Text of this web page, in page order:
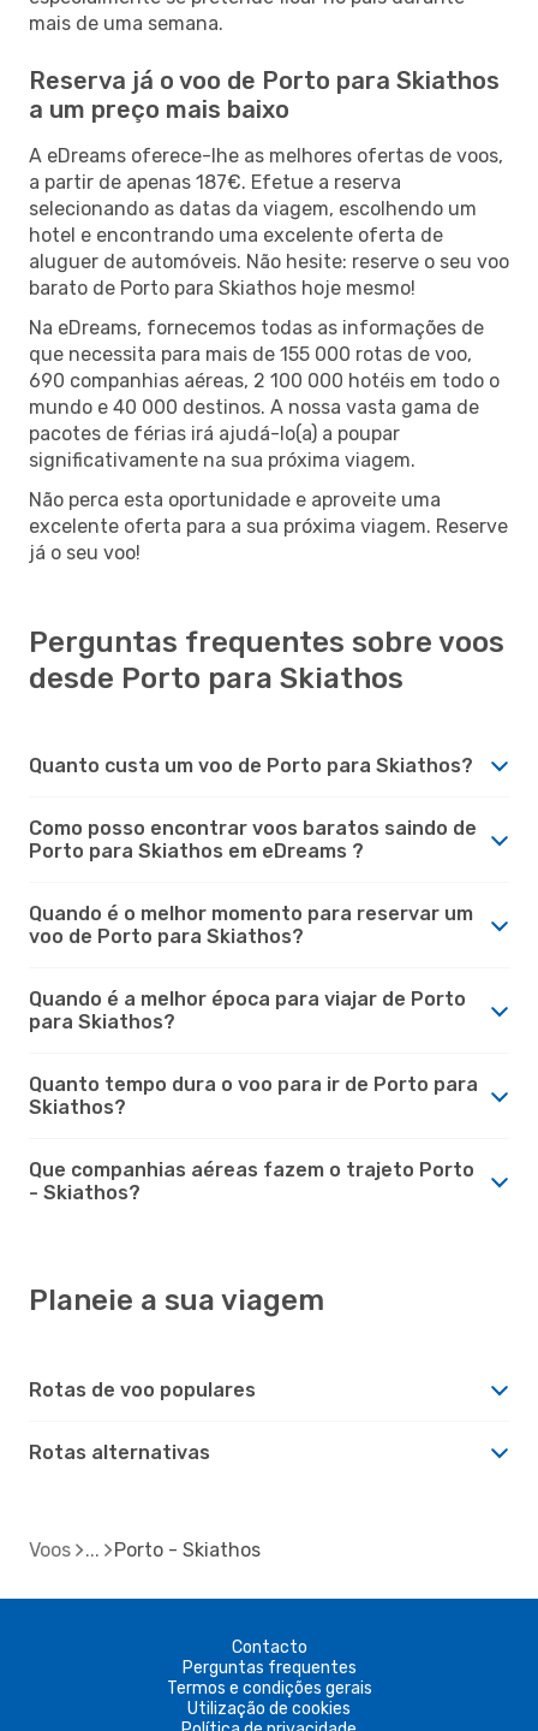
mais de uma semana.
Reserva já o voo de Porto para Skiathos
a um preço mais baixo
A eDreams oferece-lhe as melhores ofertas de voos,
a partir de apenas 187€. Efetue a reserva
selecionando as datas da viagem, escolhendo um
hotel e encontrando uma excelente oferta de
aluguer de automóveis. Não hesite: reserve o seu voo
barato de Porto para Skiathos hoje mesmo!
Na eDreams, fornecemos todas as informações de
que necessita para mais de 155 000 rotas de voo,
690 companhias aéreas, 2 100 000 hotéis em todo o
mundo e 40 000 destinos. A nossa vasta gama de
pacotes de férias irá ajudá-lo(a) a poupar
significativamente na sua próxima viagem.
Não perca esta oportunidade e aproveite uma
excelente oferta para a sua próxima viagem. Reserve
já o seu voo!
Perguntas frequentes sobre voos
desde Porto para Skiathos
Quanto custa um voo de Porto para Skiathos?
Como posso encontrar voos baratos saindo de
Porto para Skiathos em eDreams ?
Quando é o melhor momento para reservar um
voo de Porto para Skiathos?
Quando é a melhor época para viajar de Porto
para Skiathos?
Quanto tempo dura o voo para ir de Porto para
Skiathos?
Que companhias aéreas fazem o trajeto Porto
- Skiathos?
Planeie a sua viagem
Rotas de voo populares
Rotas alternativas
Voos Porto - Skiathos
Contacto
Perguntas frequentes
Termos e condições gerais
Utilização de cookies